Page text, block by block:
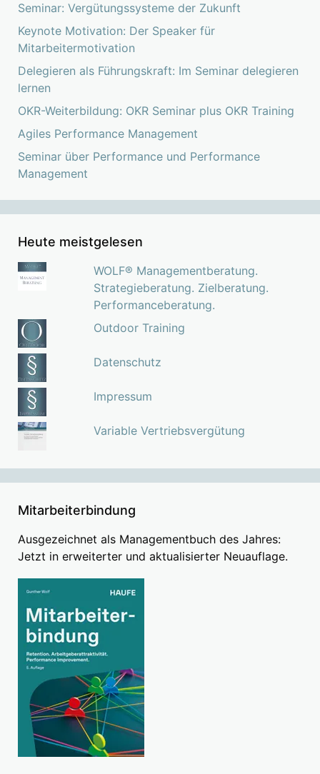
Seminar: Vergütungssysteme der Zukunft
Keynote Motivation: Der Speaker für
Mitarbeitermotivation
Delegieren als Führungskraft: Im Seminar delegieren
lernen
OKR-Weiterbildung: OKR Seminar plus OKR Training
Agiles Performance Management
Seminar über Performance und Performance
Management
Heute meistgelesen
WOLF® Managementberatung.
Strategieberatung. Zielberatung.
Performanceberatung.
Outdoor Training
Datenschutz
Impressum
Variable Vertriebsvergütung
Mitarbeiterbindung
Ausgezeichnet als Managementbuch des Jahres:
Jetzt in erweiterter und aktualisierter Neuauflage.